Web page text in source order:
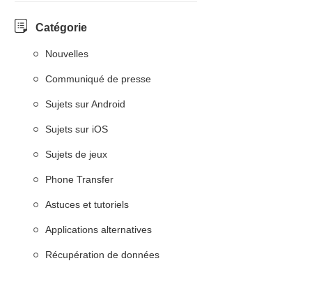
Catégorie
Nouvelles
Communiqué de presse
Sujets sur Android
Sujets sur iOS
Sujets de jeux
Phone Transfer
Astuces et tutoriels
Applications alternatives
Récupération de données